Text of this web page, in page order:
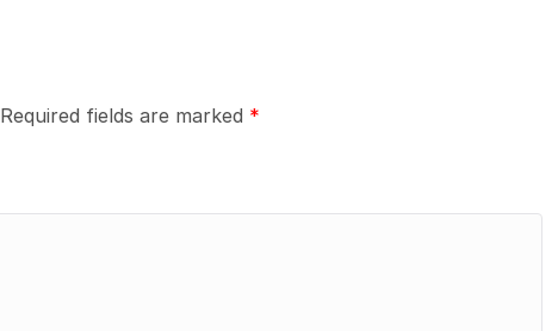
Required fields are marked *